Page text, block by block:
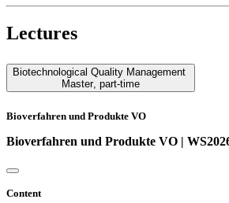
Lectures
Biotechnological Quality Management
Master, part-time
Bioverfahren und Produkte VO
Bioverfahren und Produkte VO |
Content